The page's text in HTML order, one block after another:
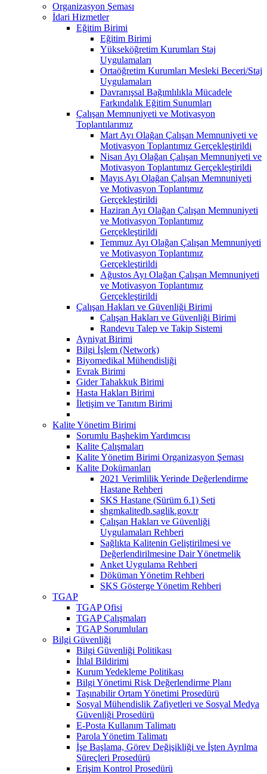
Organizasyon Şeması
İdari Hizmetler
Eğitim Birimi
Eğitim Birimi
Yükseköğretim Kurumları Staj
Uygulamaları
Ortaöğretim Kurumları Mesleki Beceri/Staj
Uygulamaları
Davranışsal Bağımlılıkla Mücadele
Farkındalık Eğitim Sunumları
Çalışan Memnuniyeti ve Motivasyon
Toplantılarımız
Mart Ayı Olağan Çalışan Memnuniyeti ve
Motivasyon Toplantımız Gerçekleştirildi
Nisan Ayı Olağan Çalışan Memnuniyeti ve
Motivasyon Toplantımız Gerçekleştirildi
Mayıs Ayı Olağan Çalışan Memnuniyeti
ve Motivasyon Toplantımız
Gerçekleştirildi
Haziran Ayı Olağan Çalışan Memnuniyeti
ve Motivasyon Toplantımız
Gerçekleştirildi
Temmuz Ayı Olağan Çalışan Memnuniyeti
ve Motivasyon Toplantımız
Gerçekleştirildi
Ağustos Ayı Olağan Çalışan Memnuniyeti
ve Motivasyon Toplantımız
Gerçekleştirildi
Çalışan Hakları ve Güvenliği Birimi
Çalışan Hakları ve Güvenliği Birimi
Randevu Talep ve Takip Sistemi
Ayniyat Birimi
Bilgi İşlem (Network)
Biyomedikal Mühendisliği
Evrak Birimi
Gider Tahakkuk Birimi
Hasta Hakları Birimi
İletişim ve Tanıtım Birimi
Kalite Yönetim Birimi
Sorumlu Başhekim Yardımcısı
Kalite Çalışmaları
Kalite Yönetim Birimi Organizasyon Şeması
Kalite Dokümanları
2021 Verimlilik Yerinde Değerlendirme
Hastane Rehberi
SKS Hastane (Sürüm 6.1) Seti
shgmkalitedb.saglik.gov.tr
Çalışan Hakları ve Güvenliği
Uygulamaları Rehberi
Sağlıkta Kalitenin Geliştirilmesi ve
Değerlendirilmesine Dair Yönetmelik
Anket Uygulama Rehberi
Döküman Yönetim Rehberi
SKS Gösterge Yönetim Rehberi
TGAP
TGAP Ofisi
TGAP Çalışmaları
TGAP Sorumluları
Bilgi Güvenliği
Bilgi Güvenliği Politikası
İhlal Bildirimi
Kurum Yedekleme Politikası
Bilgi Yönetimi Risk Değerlendirme Planı
Taşınabilir Ortam Yönetimi Prosedürü
Sosyal Mühendislik Zafiyetleri ve Sosyal Medya
Güvenliği Prosedürü
E-Posta Kullanım Talimatı
Parola Yönetim Talimatı
İşe Başlama, Görev Değişikliği ve İşten Ayrılma
Süreçleri Prosedürü
Erişim Kontrol Prosedürü